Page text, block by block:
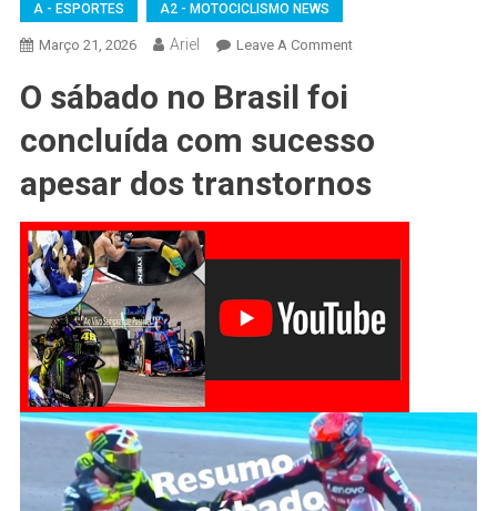
A - ESPORTES A2 - MOTOCICLISMO NEWS
Março 21, 2026 Ariel Leave A CommentOn
Resumo
SÁBADO
O sábado no Brasil foi
concluída com sucesso
apesar dos transtornos